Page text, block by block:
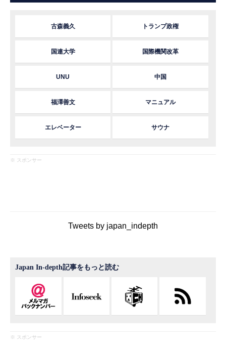
古森義久 トランプ政権
国連大学 国際機関改革
UNU 中国
福澤善文 マニュアル
エレベーター サウナ
※ スポンサー
Tweets by japan_indepth
Japan In-depth記事をもっと読む
※ スポンサー